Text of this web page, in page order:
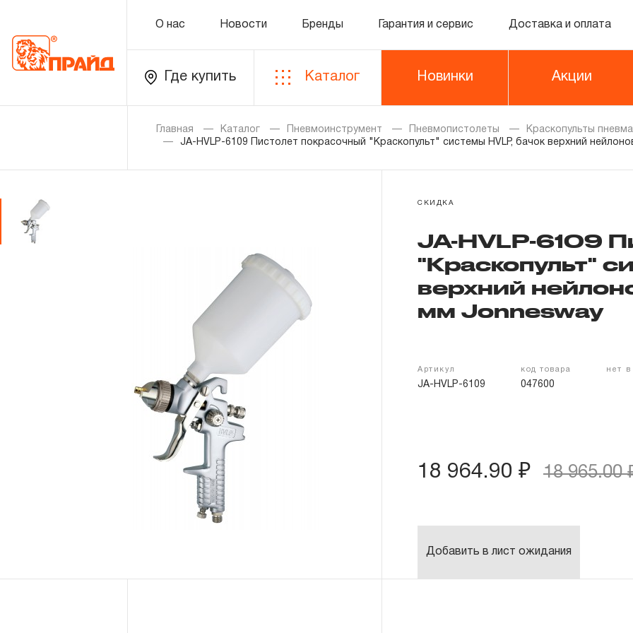
О нас Новости Бренды Гарантия и сервис Доставка и оплата
Где купить Каталог Новинки Акции
Каталог
Золотая лихорадка
Уцененный товар
Бренды
Гарантия и сервис
Доставка и оплата
Партнерам
Контакты
Главная Каталог Пневмоинструмент Пневмопистолеты
Краскопульты
JA-HVLP-6109 Пистолет покрасочный "Краскопульт" системы HVLP, бачок верхний
СКИДКА
JA-HVLP-6109
"Краскопульт"
верхний
мм Jonnesway
Артикул
JA-HVLP-6109
код товара
047600
нет
18 964.90 ₽ 18 965.00
Добавить в лист ожидания